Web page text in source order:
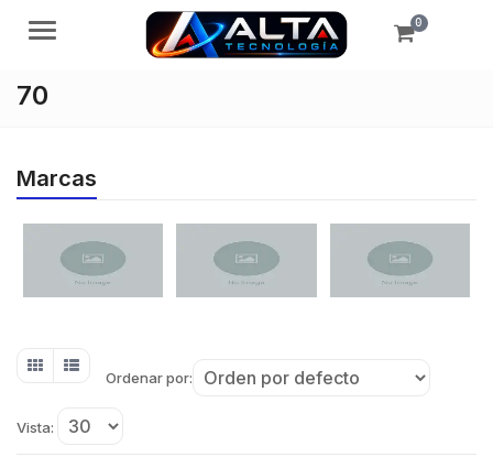
Menú 0
70
Marcas
Ordenar por:
Vista: